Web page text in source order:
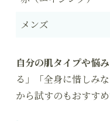
メンズ
自分の肌タイプや悩
る」「全身に惜しみ
から試すのもおすすめ